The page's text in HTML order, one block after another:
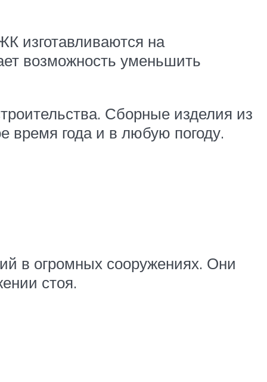
изготавливаются на
возможность уменьшить
Сборные изделия из
время года и в любую погоду.
в огромных сооружениях. Они
стоя.